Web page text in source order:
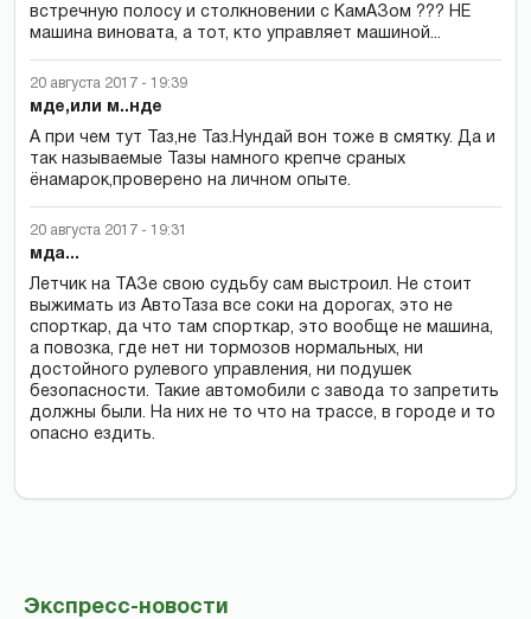
Экспресс-новости
встречную полосу и столкновении с КамАЗом ??? НЕ
машина виновата, а тот, кто управляет машиной...
20 августа 2017 - 19:39
мде,или м..нде
А при чем тут Таз,не Таз.Нундай вон тоже в смятку. Да и
так называемые Тазы намного крепче сраных
ёнамарок,проверено на личном опыте.
20 августа 2017 - 19:31
мда...
Летчик на ТАЗе свою судьбу сам выстроил. Не стоит
выжимать из АвтоТаза все соки на дорогах, это не
спорткар, да что там спорткар, это вообще не машина,
а повозка, где нет ни тормозов нормальных, ни
достойного рулевого управления, ни подушек
безопасности. Такие автомобили с завода то запретить
должны были. На них не то что на трассе, в городе и то
опасно ездить.